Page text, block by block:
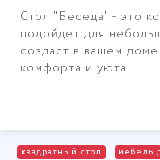
Стол "Беседа" - это
подойдет для
создаст в вашем
комфорта и уюта.
квадратный стол
мебель